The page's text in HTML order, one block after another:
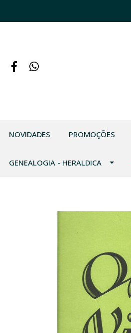
NOVIDADES PROMOÇÕES
GENEALOGIA - HERALDICA